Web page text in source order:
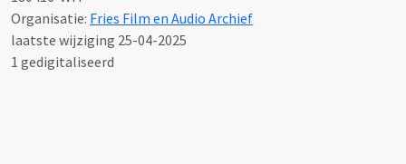
Organisatie: Fries Film en Audio Archief
laatste wijziging 25-04-2025
1 gedigitaliseerd